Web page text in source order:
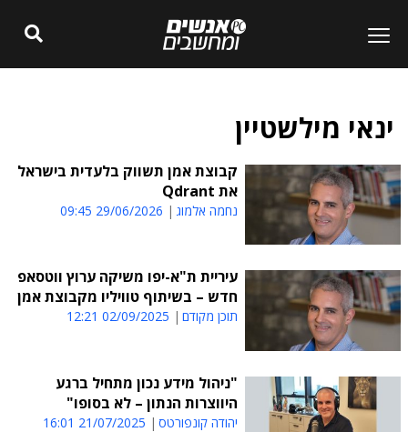
ינאי מילשטיין
קבוצת אמן תשווק בלעדית בישראל
את Qdrant
נחמה אלמוג 29/06/2026 09:45
עיריית ת"א-יפו משיקה ערוץ ווטסאפ
חדש – בשיתוף טוויליו מקבוצת אמן
תוכן מקודם 02/09/2025 12:21
"ניהול מידע נכון מתחיל ברגע
היווצרות הנתון – לא בסופו"
יהודה קונפורטס 21/07/2025 16:01